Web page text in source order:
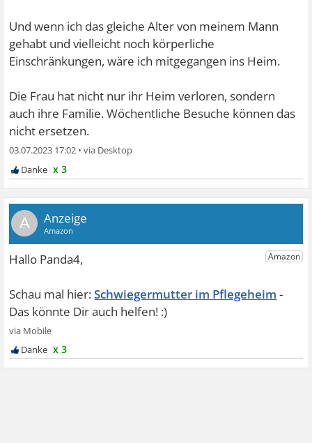
Und wenn ich das gleiche Alter von meinem Mann
gehabt und vielleicht noch körperliche
Einschränkungen, wäre ich mitgegangen ins Heim.
Die Frau hat nicht nur ihr Heim verloren, sondern
auch ihre Familie. Wöchentliche Besuche können das
nicht ersetzen.
03.07.2023 17:02 •
x 3
A
Schwiegermutter im Pflegeheim
x 3